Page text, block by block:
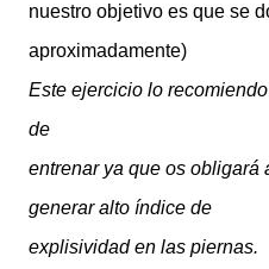
nuestro objetivo es que se
aproximadamente)
Este ejercicio lo
de
entrenar ya que os obligará
generar alto índice de
explisividad en las piernas.